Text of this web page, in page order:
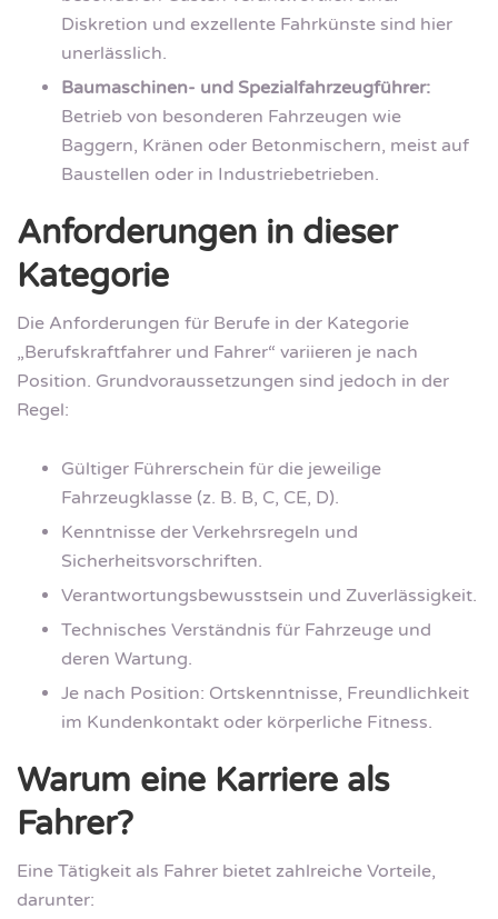
Diskretion und exzellente Fahrkünste sind hier
unerlässlich.
Baumaschinen- und Spezialfahrzeugführer:
Betrieb von besonderen Fahrzeugen wie
Baggern, Kränen oder Betonmischern, meist auf
Baustellen oder in Industriebetrieben.
Anforderungen in dieser
Kategorie
Die Anforderungen für Berufe in der Kategorie
„Berufskraftfahrer und Fahrer“ variieren je nach
Position. Grundvoraussetzungen sind jedoch in der
Regel:
Gültiger Führerschein für die jeweilige
Fahrzeugklasse (z. B. B, C, CE, D).
Kenntnisse der Verkehrsregeln und
Sicherheitsvorschriften.
Verantwortungsbewusstsein und Zuverlässigkeit.
Technisches Verständnis für Fahrzeuge und
deren Wartung.
Je nach Position: Ortskenntnisse, Freundlichkeit
im Kundenkontakt oder körperliche Fitness.
Warum eine Karriere als
Fahrer?
Eine Tätigkeit als Fahrer bietet zahlreiche Vorteile,
darunter: